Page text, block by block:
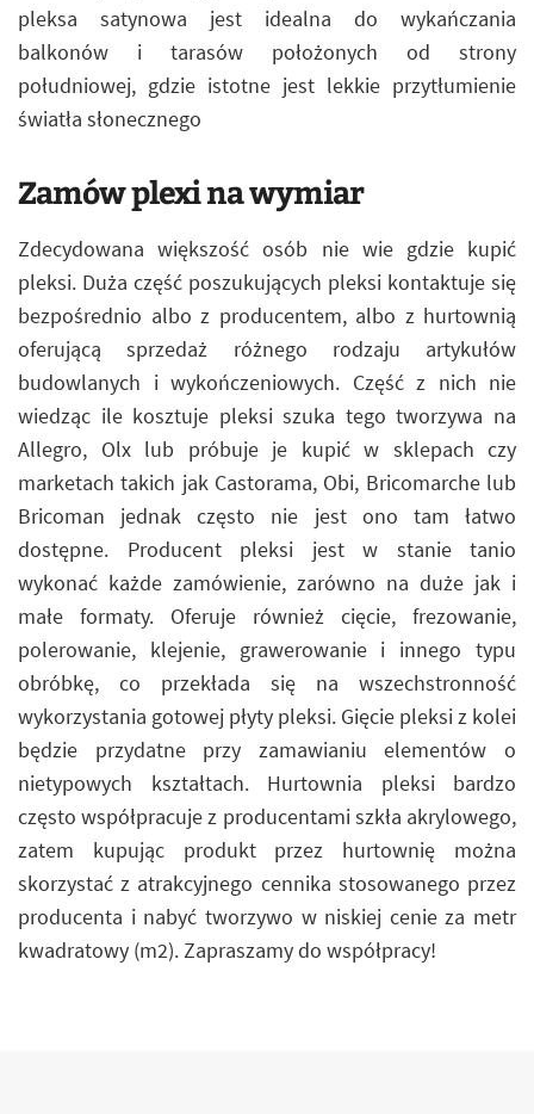
pleksa satynowa jest idealna do wykańczania
balkonów i tarasów położonych od strony
południowej, gdzie istotne jest lekkie przytłumienie
światła słonecznego
Zamów plexi na wymiar
Zdecydowana większość osób nie wie gdzie kupić
pleksi. Duża część poszukujących pleksi kontaktuje się
bezpośrednio albo z producentem, albo z hurtownią
oferującą sprzedaż różnego rodzaju artykułów
budowlanych i wykończeniowych. Część z nich nie
wiedząc ile kosztuje pleksi szuka tego tworzywa na
Allegro, Olx lub próbuje je kupić w sklepach czy
marketach takich jak Castorama, Obi, Bricomarche lub
Bricoman jednak często nie jest ono tam łatwo
dostępne. Producent pleksi jest w stanie tanio
wykonać każde zamówienie, zarówno na duże jak i
małe formaty. Oferuje również cięcie, frezowanie,
polerowanie, klejenie, grawerowanie i innego typu
obróbkę, co przekłada się na wszechstronność
wykorzystania gotowej płyty pleksi. Gięcie pleksi z kolei
będzie przydatne przy zamawianiu elementów o
nietypowych kształtach. Hurtownia pleksi bardzo
często współpracuje z producentami szkła akrylowego,
zatem kupując produkt przez hurtownię można
skorzystać z atrakcyjnego cennika stosowanego przez
producenta i nabyć tworzywo w niskiej cenie za metr
kwadratowy (m2). Zapraszamy do współpracy!